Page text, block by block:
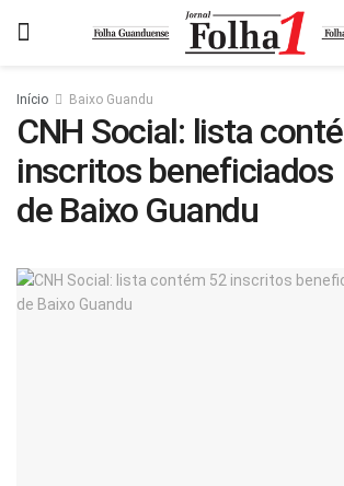
Início Baixo Guandu
CNH Social: lista
inscritos beneficiados
de Baixo Guandu